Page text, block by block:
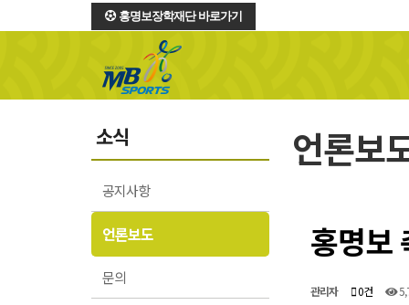
홍명보장학재단 바로가기
소식
공지사항
언론보도
문의
언론보
홍명보
관리자 0건